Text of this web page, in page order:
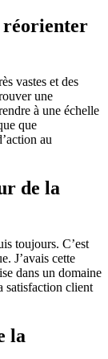
réorienter
vastes et des
une
à une échelle
que
au
de la
toujours. C’est
J’avais cette
dans un domaine
satisfaction client
la